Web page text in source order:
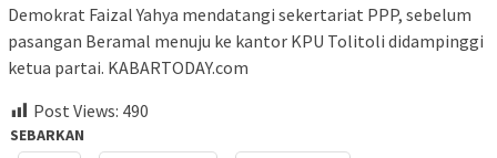
Demokrat Faizal Yahya mendatangi sekertariat PPP, sebelum
pasangan Beramal menuju ke kantor KPU Tolitoli didampinggi
ketua partai. KABARTODAY.com
Post Views: 490
SEBARKAN